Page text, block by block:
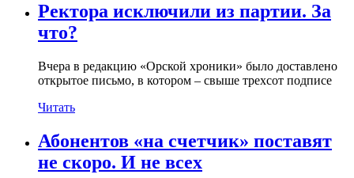
Ректора исключили из партии. За
что?
Вчера в редакцию «Орской хроники» было доставлено
открытое письмо, в котором – свыше трехсот подписе
Читать
Абонентов «на счетчик» поставят
не скоро. И не всех